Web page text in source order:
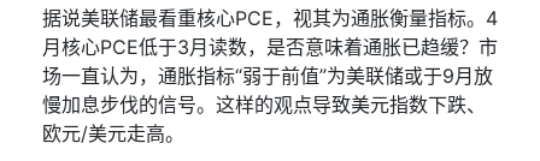
据说美联储最看重核心PCE，视其为通胀衡量指标。 4
月核心PCE低于3月读数，是否意味着通胀已趋缓？市
场一直认为，通胀指标“弱于前值”为美联储或于9月放
慢加息步伐的信号。这样的观点导致美元指数下跌、
欧元/美元走高。